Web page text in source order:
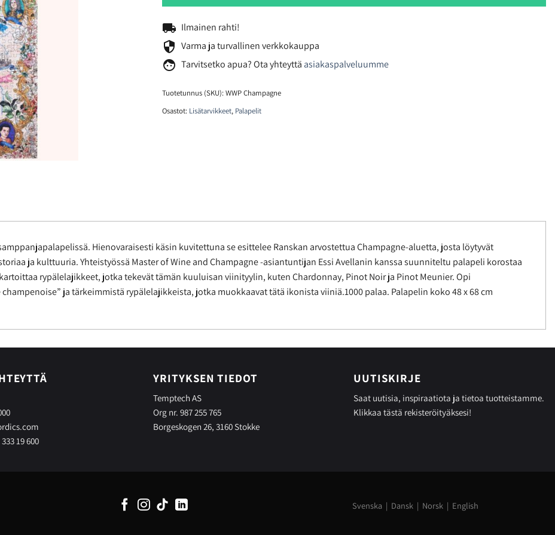
local_shipping Ilmainen rahti!
security Varma ja turvallinen verkkokauppa
face Tarvitsetko apua? Ota yhteyttä asiakaspalveluumme
Tuotetunnus (SKU):WWP Champagne
Osastot: Lisätarvikkeet, Palapelit
Hienovaraisesti käsin kuvitettuna se esittelee Ranskan arvostettua Champagne-aluetta, josta löytyvät
ja kulttuuria. Yhteistyössä Master of Wine and Champagne -asiantuntijan Essi Avellanin kanssa suunniteltu palapeli korostaa
rypälelajikkeet, jotka tekevät tämän kuuluisan viinityylin, kuten Chardonnay, Pinot Noir ja Pinot Meunier. Opi
ja tärkeimmistä rypälelajikkeista, jotka muokkaavat tätä ikonista viiniä.1000 palaa. Palapelin koko 48 x 68 cm
19 600
YRITYKSEN TIEDOT
Temptech AS
Org nr. 987 255 765
Borgeskogen 26, 3160 Stokke
UUTISKIRJE
Saat uutisia, inspiraatiota ja tietoa tuotteistamme.
Klikkaa tästä rekisteröityäksesi!
Svenska | Dansk | Norsk | English